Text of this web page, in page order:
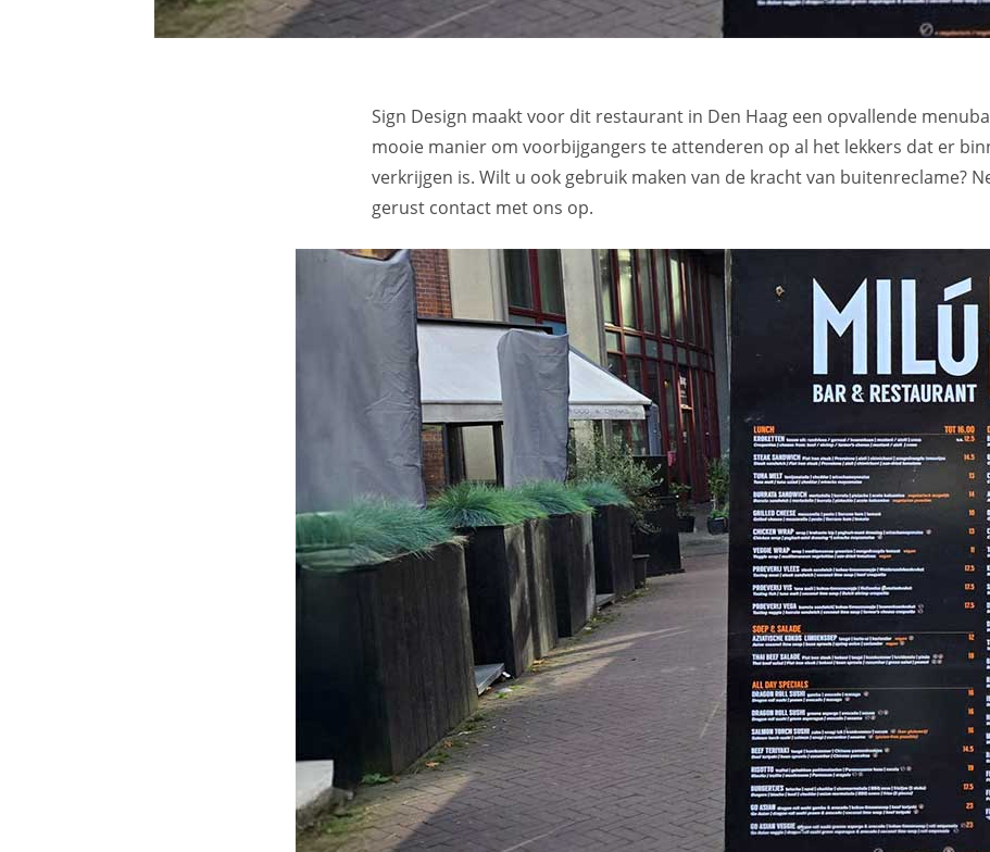
Sign Design maakt voor dit restaurant in Den Haag een opvallende
mooie manier om voorbijgangers te attenderen op al het lekkers dat er
verkrijgen is. Wilt u ook gebruik maken van de kracht van buitenreclame?
gerust contact met ons op.